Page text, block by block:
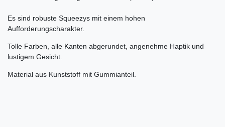
Es sind robuste Squeezys mit einem hohen
Aufforderungscharakter.
Tolle Farben, alle Kanten abgerundet, angenehme Haptik und
lustigem Gesicht.
Material aus Kunststoff mit Gummianteil.